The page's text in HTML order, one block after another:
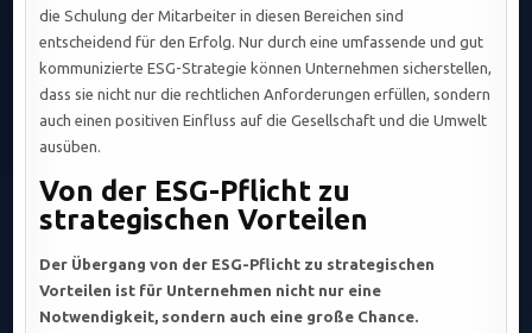
die Schulung der Mitarbeiter in diesen Bereichen sind
entscheidend für den Erfolg. Nur durch eine umfassende und gut
kommunizierte ESG-Strategie können Unternehmen sicherstellen,
dass sie nicht nur die rechtlichen Anforderungen erfüllen, sondern
auch einen positiven Einfluss auf die Gesellschaft und die Umwelt
ausüben.
Von der ESG-Pflicht zu
strategischen Vorteilen
Der Übergang von der ESG-Pflicht zu strategischen
Vorteilen ist für Unternehmen nicht nur eine
Notwendigkeit, sondern auch eine große Chance.